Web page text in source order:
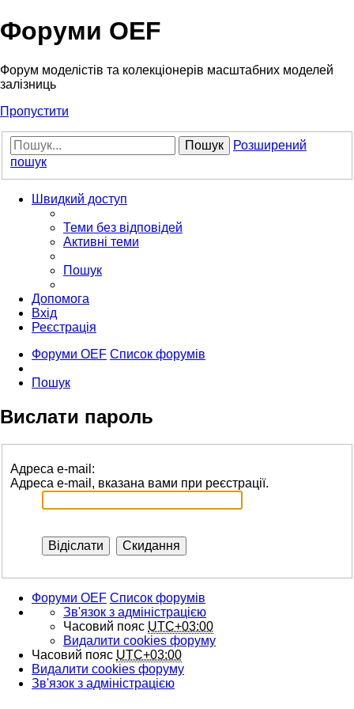
Форуми OEF
Форум моделістів та колекціонерів масштабних моделей
залізниць
Пропустити
Пошук
Розширений
пошук
Швидкий доступ
Теми без відповідей
Активні теми
Пошук
Допомога
Вхід
Реєстрація
Форуми OEF Список форумів
Пошук
Вислати пароль
Адреса e-mail:
Адреса e-mail, вказана вами при реєстрації.
Форуми OEF Список форумів
Зв'язок з адміністрацією
Часовий пояс UTC+03:00
Видалити cookies форуму
Часовий пояс UTC+03:00
Видалити cookies форуму
Зв'язок з адміністрацією